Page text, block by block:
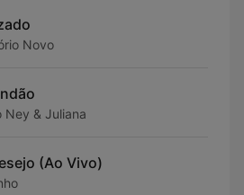
Novo
Ney & Juliana
(Ao Vivo)